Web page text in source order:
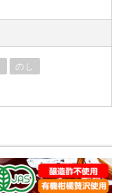
のし